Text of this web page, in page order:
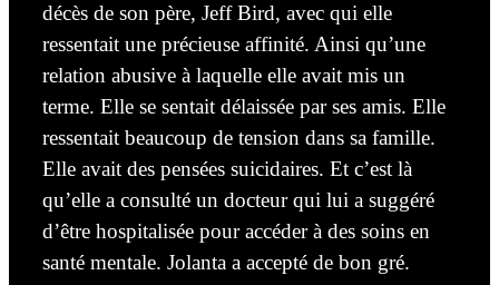
décès de son père, Jeff Bird, avec qui elle
ressentait une précieuse affinité. Ainsi qu’une
relation abusive à laquelle elle avait mis un
terme. Elle se sentait délaissée par ses amis. Elle
ressentait beaucoup de tension dans sa famille.
Elle avait des pensées suicidaires. Et c’est là
qu’elle a consulté un docteur qui lui a suggéré
d’être hospitalisée pour accéderà des soins en
santé mentale. Jolanta a accepté de bon gré.